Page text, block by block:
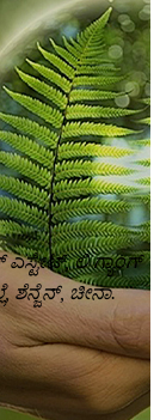
ಲಿ ಗ್ಯಾಂಗ್
ಶೆನ್ಜೆನ್, ಚೀನಾ.